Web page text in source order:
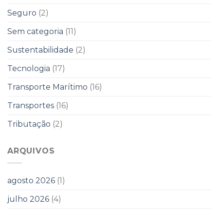
Seguro (2)
Sem categoria (11)
Sustentabilidade (2)
Tecnologia (17)
Transporte Marítimo (16)
Transportes (16)
Tributação (2)
ARQUIVOS
agosto 2026 (1)
julho 2026 (4)